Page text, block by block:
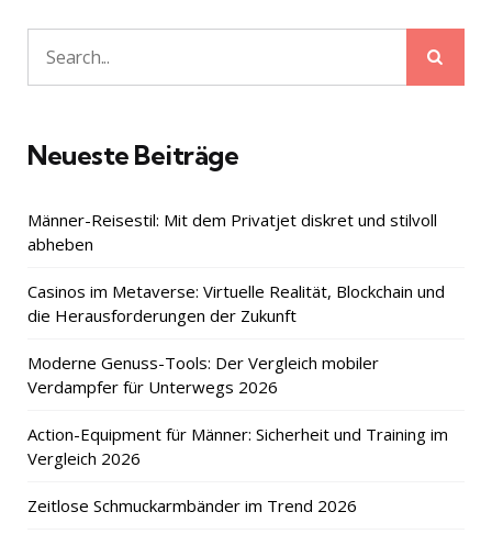
Search
for:
Neueste Beiträge
Männer-Reisestil: Mit dem Privatjet diskret und stilvoll
abheben
Casinos im Metaverse: Virtuelle Realität, Blockchain und
die Herausforderungen der Zukunft
Moderne Genuss-Tools: Der Vergleich mobiler
Verdampfer für Unterwegs 2026
Action-Equipment für Männer: Sicherheit und Training im
Vergleich 2026
Zeitlose Schmuckarmbänder im Trend 2026